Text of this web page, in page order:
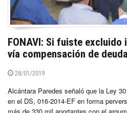
FONAVI: Si fuiste excluido
vía compensación de
28/01/2019
Alcántara Paredes señaló que la Ley
en el DS, 016-2014-EF en forma